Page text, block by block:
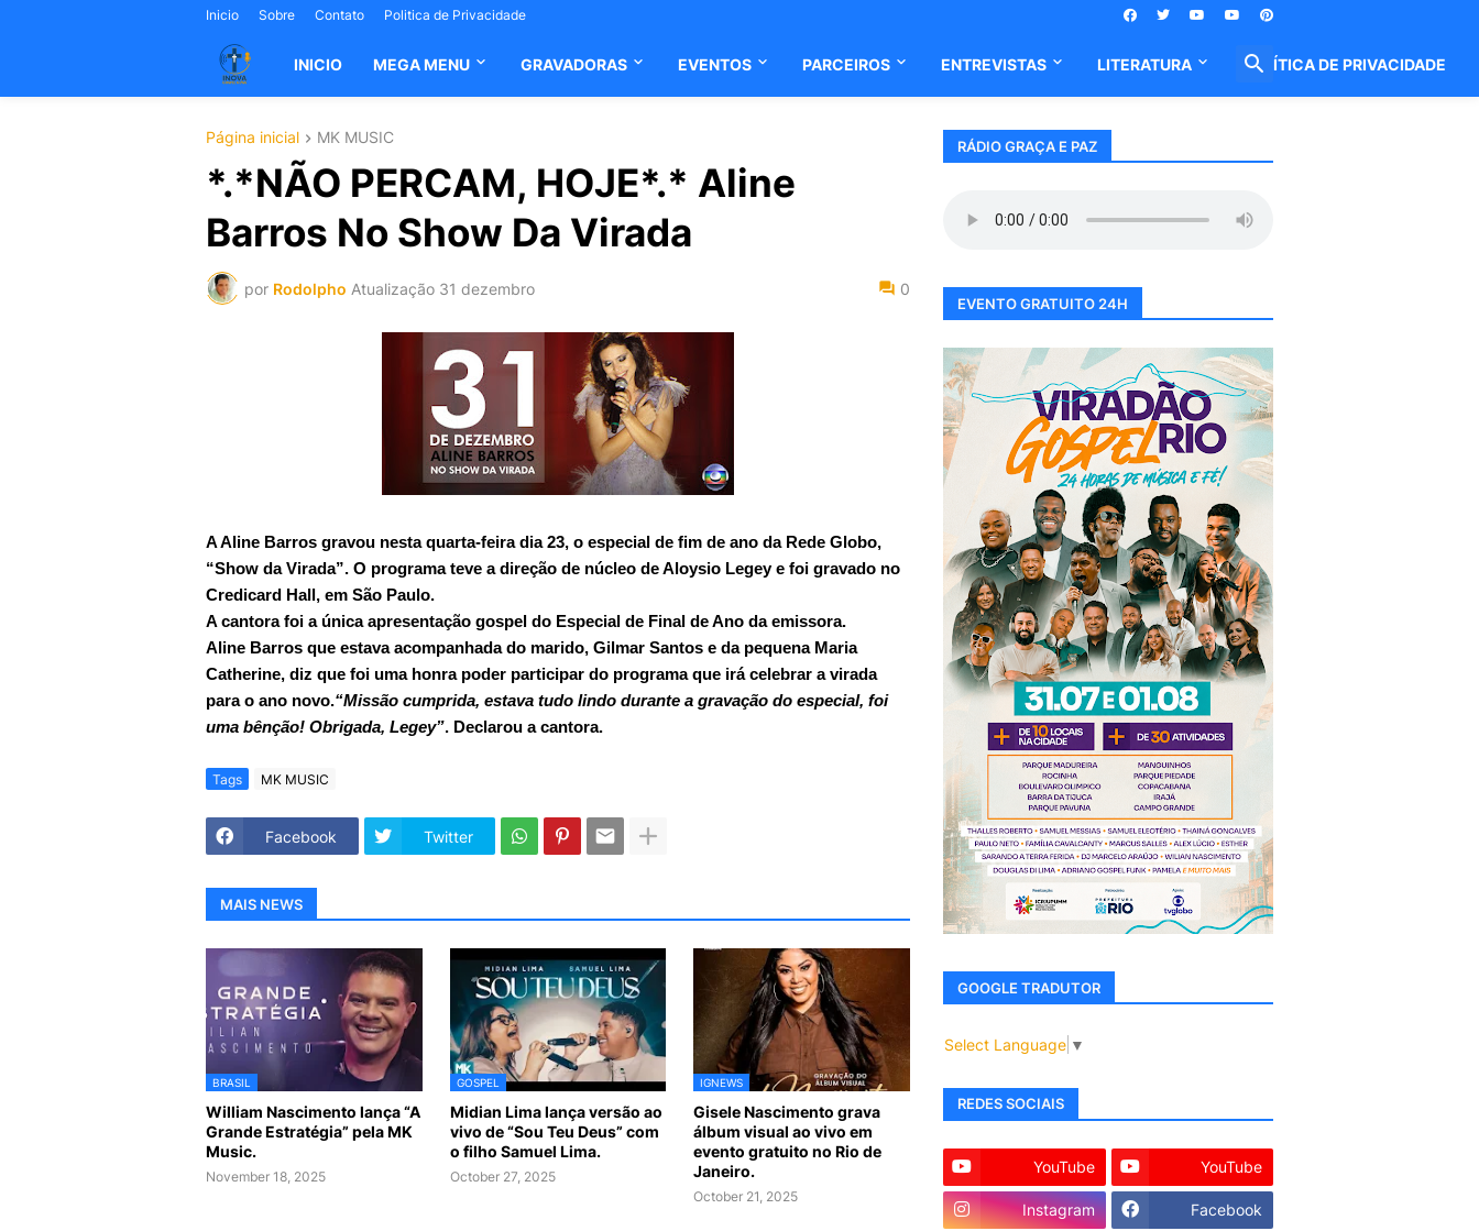
Inicio Sobre Contato Politica de Privacidade
INICIO MEGA MENU GRAVADORAS EVENTOS PARCEIROS ENTREVISTAS LITERATURA POLÍTICA DE PRIVACIDADE
Página inicial MK MUSIC
*.*NÃO PERCAM, HOJE*.* Aline
Barros No Show Da Virada
por Rodolpho Atualização 31 dezembro 0
A Aline Barros gravou nesta quarta-feira dia 23, o especial de fim de ano da Rede Globo,
“Show da Virada”. O programa teve a direção de núcleo de Aloysio Legey e foi gravado no
Credicard Hall, em São Paulo.
A cantora foi a única apresentação gospel do Especial de Final de Ano da emissora.
Aline Barros que estava acompanhada do marido, Gilmar Santos e da pequena Maria
Catherine, diz que foi uma honra poder participar do programa que irá celebrar a virada
para o ano novo.“Missão cumprida, estava tudo lindo durante a gravação do especial, foi
uma bênção! Obrigada, Legey”. Declarou a cantora.
Tags MK MUSIC
Facebook Twitter
MAIS NEWS
BRASIL
William Nascimento lança “A
Grande Estratégia” pela MK
Music.
November 18, 2025
GOSPEL
Midian Lima lança versão ao
vivo de “Sou Teu Deus” com
o filho Samuel Lima.
October 27, 2025
IGNEWS
Gisele Nascimento grava
álbum visual ao vivo em
evento gratuito no Rio de
Janeiro.
October 21, 2025
RÁDIO GRAÇA E PAZ
EVENTO GRATUITO 24H
GOOGLE TRADUTOR
Select Language ▼
REDES SOCIAIS
YouTube YouTube
Instagram Facebook